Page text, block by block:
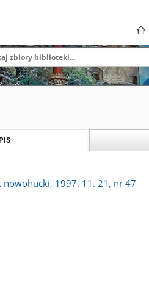
nowohucki, 1997. 11. 21, nr 47